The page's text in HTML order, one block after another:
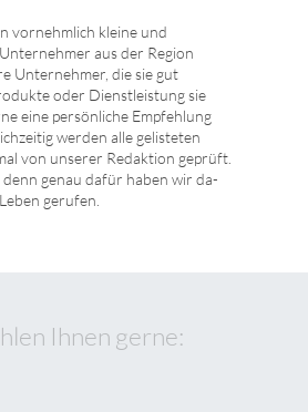
vornehmlich kleine und
aus der Region
Unternehmer, die sie gut
oder Dienstleistung sie
eine persönliche Empfehlung
werden alle gelisteten
von unserer Redaktion geprüft.
genau dafür haben wir da-
gerufen.
Ihnen gerne: